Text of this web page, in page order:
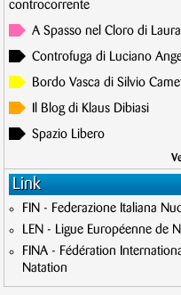
controcorrente
A Spasso nel Cloro di
Controfuga di Luciano
Bordo Vasca di Silvio
Il Blog di Klaus Dibiasi
Spazio Libero
Link
FIN - Federazione Italiana
LEN - Ligue Européenne de
FINA - Fédération
Natation